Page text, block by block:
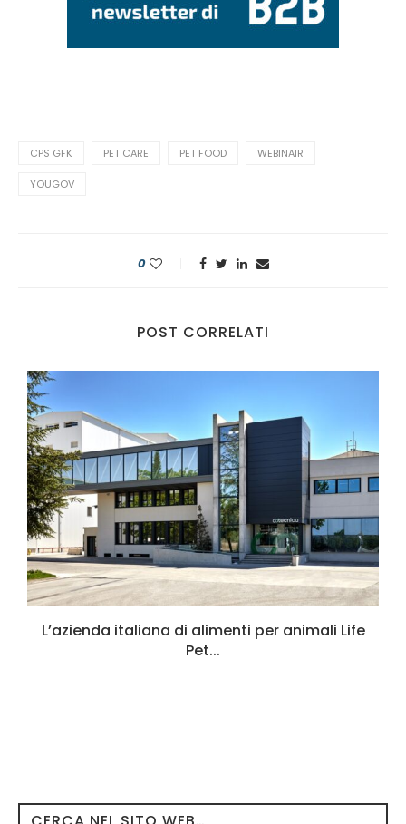
CPS GFK PET CARE PET FOOD WEBINAIR
YOUGOV
0
POST CORRELATI
L’azienda italiana di alimenti per animali Life
Pet...